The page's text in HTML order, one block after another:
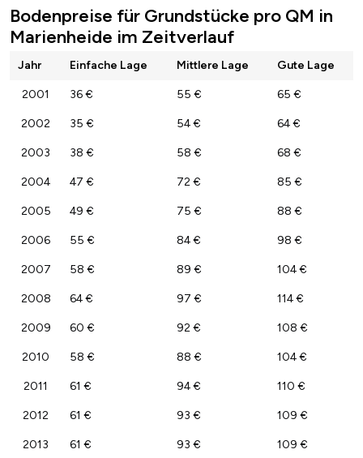
Bodenpreise für Grundstücke pro QM in
Marienheide im Zeitverlauf
Jahr Einfache Lage Mittlere Lage Gute Lage
2001 36 € 55 € 65 €
2002 35 € 54 € 64 €
2003 38 € 58 € 68 €
2004 47 € 72 € 85 €
2005 49 € 75 € 88 €
2006 55 € 84 € 98 €
2007 58 € 89 € 104 €
2008 64 € 97 € 114 €
2009 60 € 92 € 108 €
2010 58 € 88 € 104 €
2011 61 € 94 € 110 €
2012 61 € 93 € 109 €
2013 61 € 93 € 109 €